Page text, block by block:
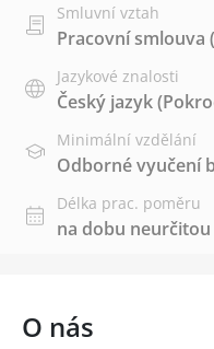
Smluvní vztah
Pracovní smlouva
Jazykové znalosti
Český jazyk
Minimální vzdělání
Odborné vyučení
Délka prac. poměru
na dobu neurčitou
O nás